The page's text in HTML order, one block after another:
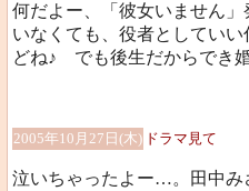
何だよー、「彼女いません
いなくても、役者としてい
どね♪ でも後生だからでき
2005年10月27日(木) ドラマ見て
泣いちゃったよー…。田中み